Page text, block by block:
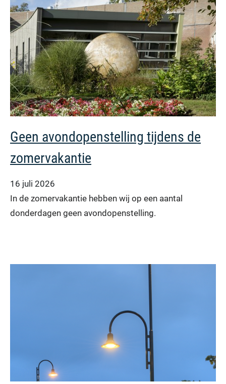
Geen avondopenstelling tijdens de
zomervakantie
16 juli 2026
In de zomervakantie hebben wij op een aantal
donderdagen geen avondopenstelling.